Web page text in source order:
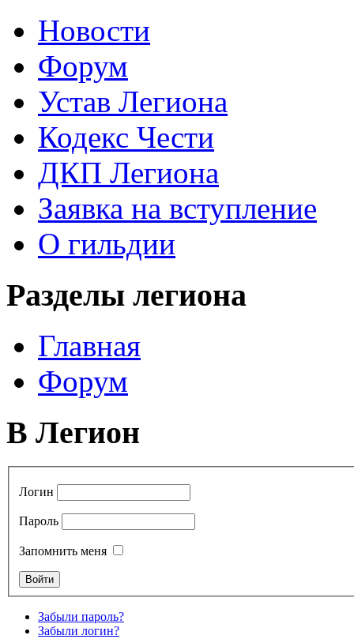
Новости
Форум
Устав Легиона
Кодекс Чести
ДКП Легиона
Заявка на вступление
О гильдии
Разделы легиона
Главная
Форум
В Легион
Логин
Пароль
Запомнить меня
Забыли пароль?
Забыли логин?